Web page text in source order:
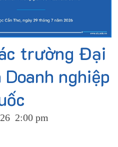
trường Đại
Doanh nghiệp
2:00 pm